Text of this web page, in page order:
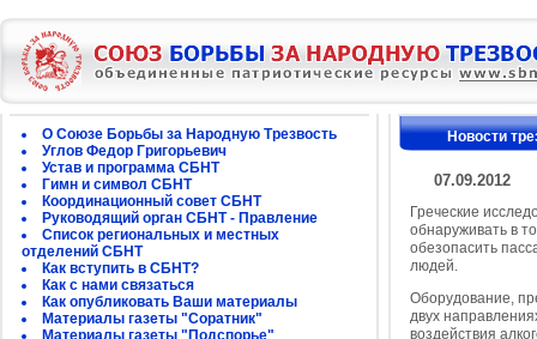
О Союзе Борьбы за Народную Трезвость
Углов Федор Григорьевич
Устав и программа СБНТ
Гимн и символ СБНТ
Координационный совет СБНТ
Руководящий орган СБНТ - Правление
Список региональных и местных
отделений СБНТ
Как вступить в СБНТ?
Как с нами связаться
Как опубликовать Ваши материалы
Материалы газеты "Соратник"
Материалы газеты "Подспорье"
Новости
07.09.2012
Греческие
обнаруживать в
обезопасить
людей.
Оборудование,
двух
воздействия